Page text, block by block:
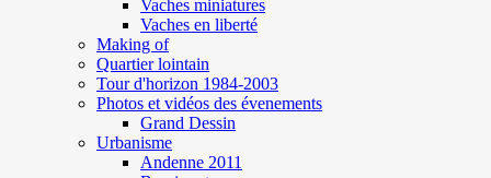
Vaches miniatures
Vaches en liberté
Making of
Quartier lointain
Tour d'horizon 1984-2003
Photos et vidéos des évenements
Grand Dessin
Urbanisme
Andenne 2011